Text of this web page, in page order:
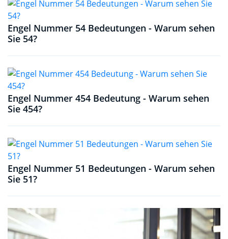
Engel Nummer 54 Bedeutungen - Warum sehen
Sie 54?
Engel Nummer 454 Bedeutung - Warum sehen
Sie 454?
Engel Nummer 51 Bedeutungen - Warum sehen
Sie 51?